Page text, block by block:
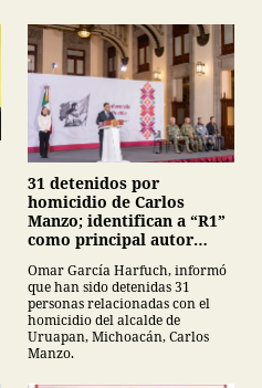
31 detenidos por
homicidio de Carlos
Manzo; identifican a “R1”
como principal autor
Omar García Harfuch, informó
que han sido detenidas 31
personas relacionadas con el
homicidio del alcalde de
Uruapan, Michoacán, Carlos
Manzo.